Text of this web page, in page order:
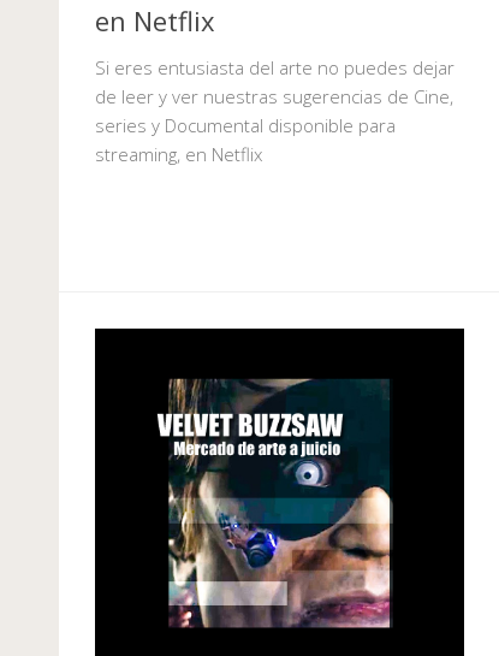
en Netflix
Si eres entusiasta del arte no puedes dejar
de leer y ver nuestras sugerencias de Cine,
series y Documental disponible para
streaming, en Netflix